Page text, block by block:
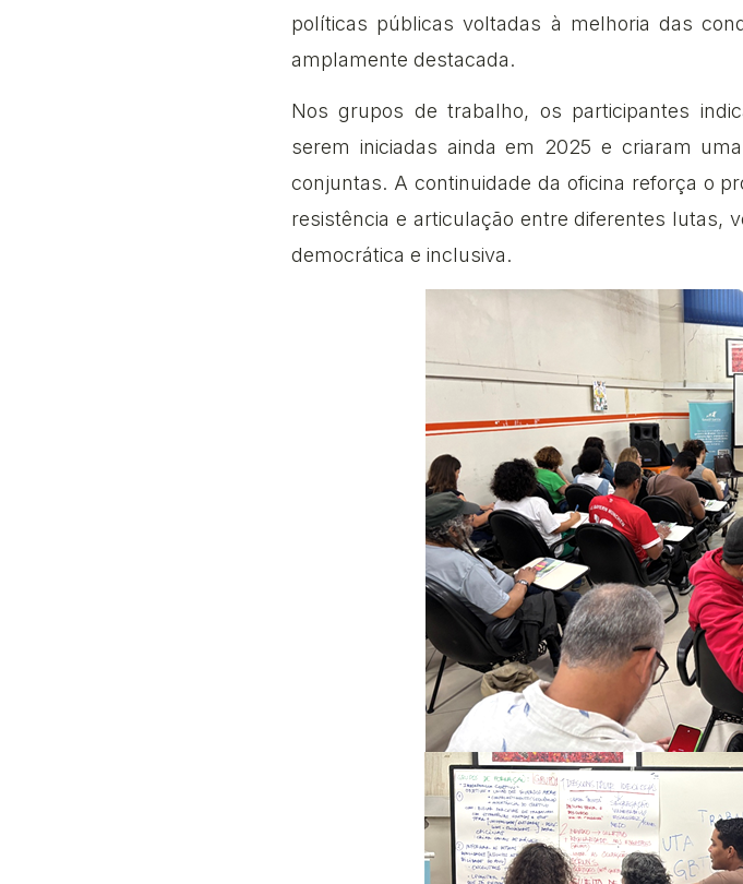
políticas públicas voltadas à melhoria das
amplamente destacada.
Nos grupos de trabalho, os participantes
serem iniciadas ainda em 2025 e criaram
conjuntas. A continuidade da oficina reforça o
resistência e articulação entre diferentes lutas,
democrática e inclusiva.